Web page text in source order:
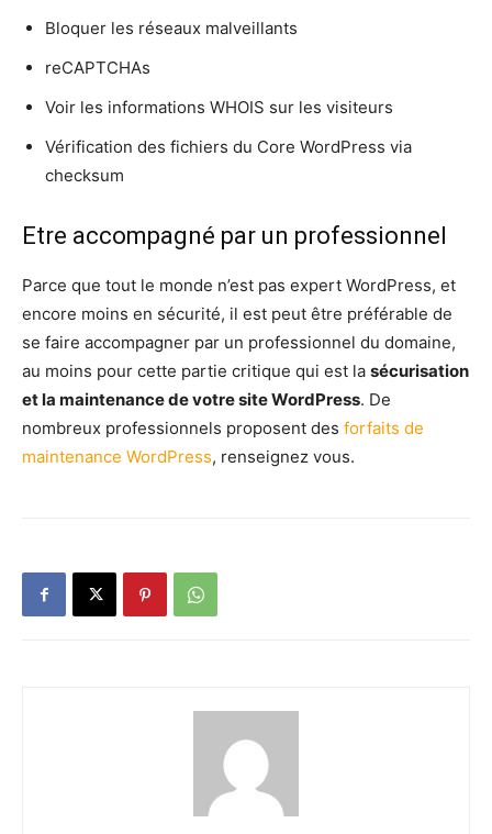
Bloquer les réseaux malveillants
reCAPTCHAs
Voir les informations WHOIS sur les visiteurs
Vérification des fichiers du Core WordPress via
checksum
Etre accompagné par un professionnel
Parce que tout le monde n’est pas expert WordPress, et
encore moins en sécurité, il est peut être préférable de
se faire accompagner par un professionnel du domaine,
au moins pour cette partie critique qui est la sécurisation
et la maintenance de votre site WordPress. De
nombreux professionnels proposent des forfaits de
maintenance WordPress, renseignez vous.